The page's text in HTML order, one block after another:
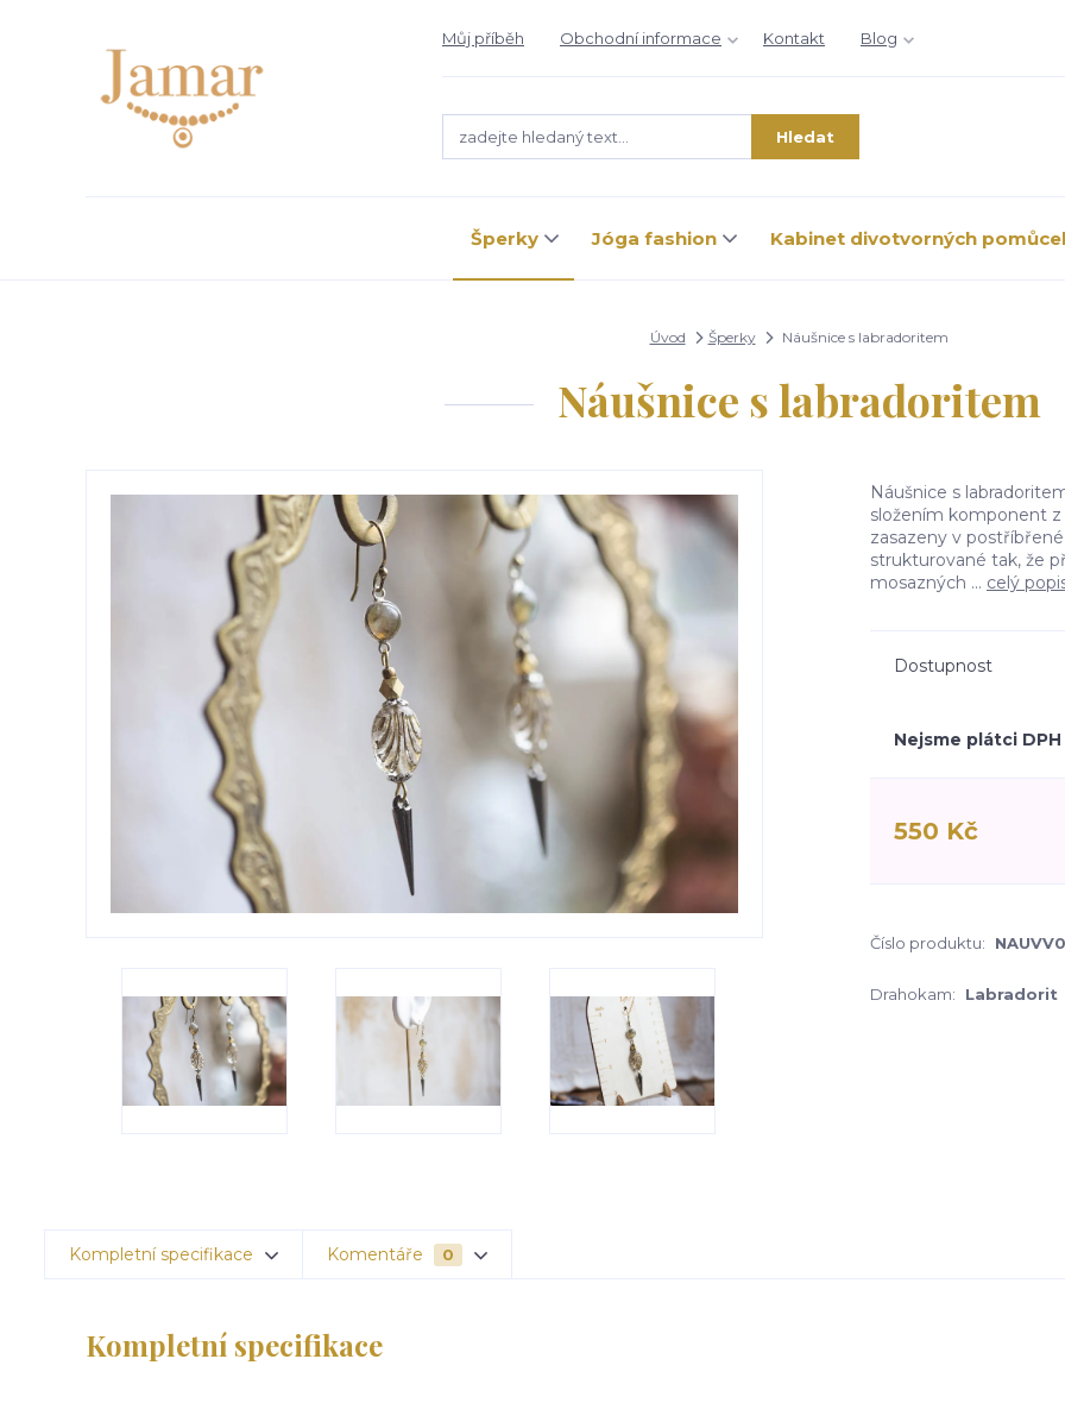
Můj příběh Obchodní informace Kontakt Blog
Hledat
Šperky Jóga fashion Kabinet divotvorných
Úvod Šperky Náušnice s labradoritem
Náušnice s labradoritem
Náušnice s
složením komponent z
zasazeny v
strukturované tak, že
mosazných ... celý
Dostupnost
Nejsme plátci DPH
550 Kč
Číslo produktu:
Drahokam:
Labradorit
Kompletní specifikace Komentáře 0
Kompletní specifikace